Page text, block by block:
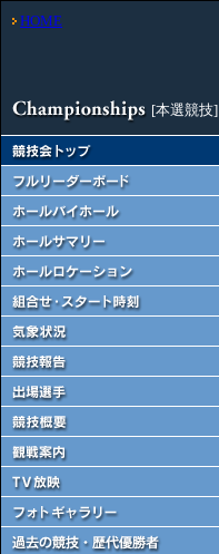
HOME
[本選競技]